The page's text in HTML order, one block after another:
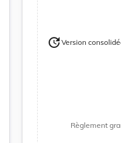
Version
update Version
Règlement